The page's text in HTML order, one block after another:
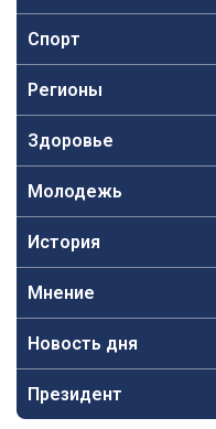
Спорт
Регионы
Здоровье
Молодежь
История
Мнение
Новость дня
Президент